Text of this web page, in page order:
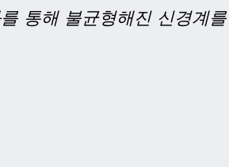
통해 불균형해진 신경계